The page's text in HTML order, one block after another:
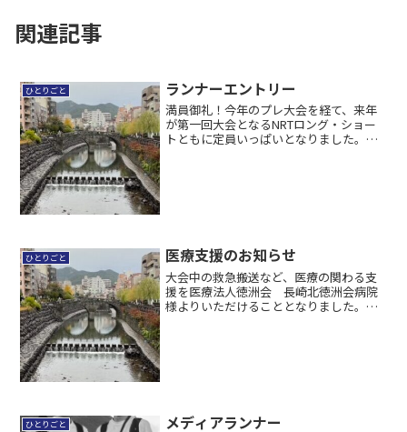
関連記事
ひとりごと ランナーエントリー
満員御礼！今年のプレ大会を経て、来年
が第一回大会となるNRTロング・ショー
トともに定員いっぱいとなりました。エ
ひとりごと 医療支援のお知らせ
大会中の救急搬送など、医療の関わる支
援を医療法人徳洲会 長崎北徳洲会病院
様よりいただけることとなりました。合
ひとりごと
メディアランナー